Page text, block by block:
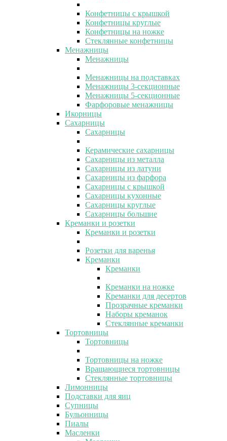
Конфетницы с крышкой
Конфетницы круглые
Конфетницы на ножке
Стеклянные конфетницы
Менажницы
Менажницы
Менажницы на подставках
Менажницы 3-секционные
Менажницы 5-секционные
Фарфоровые менажницы
Икорницы
Сахарницы
Сахарницы
Керамические сахарницы
Сахарницы из металла
Сахарницы из латуни
Сахарницы из фарфора
Сахарницы с крышкой
Сахарницы кухонные
Сахарницы круглые
Сахарницы большие
Креманки и розетки
Креманки и розетки
Розетки для варенья
Креманки
Креманки
Креманки на ножке
Креманки для десертов
Прозрачные креманки
Наборы креманок
Стеклянные креманки
Тортовницы
Тортовницы
Тортовницы на ножке
Вращающиеся тортовницы
Стеклянные тортовницы
Лимонницы
Подставки для яиц
Супницы
Бульонницы
Пиалы
Масленки